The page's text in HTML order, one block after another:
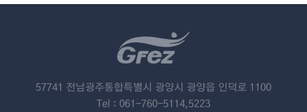
57741 전남광주통합특별시 광양시 광양읍 인덕로 1100
Tel : 061-760-5114,5223